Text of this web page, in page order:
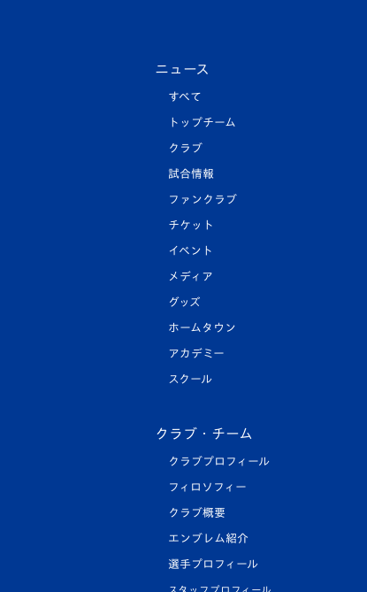
ニュース
すべて
トップチーム
クラブ
試合情報
ファンクラブ
チケット
イベント
メディア
グッズ
ホームタウン
アカデミー
スクール
クラブ・チーム
クラブプロフィール
フィロソフィー
クラブ概要
エンブレム紹介
選手プロフィール
スタッフプロフィール